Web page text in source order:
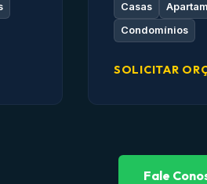
Casas
Condomínios
SOLICITAR
Fale